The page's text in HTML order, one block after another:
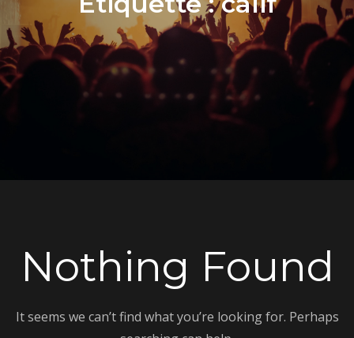
Nothing Found
It seems we can’t find what you’re looking for. Perhaps